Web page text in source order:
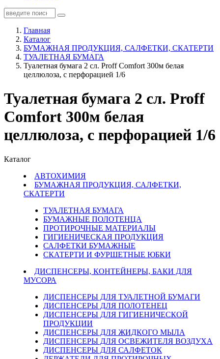
Главная
Каталог
БУМАЖНАЯ ПРОДУКЦИЯ, САЛФЕТКИ, СКАТЕРТИ
ТУАЛЕТНАЯ БУМАГА
Туалетная бумага 2 сл. Proff Comfort 300м белая
целлюлоза, с перфорацией 1/6
Туалетная бумага 2 сл. Proff
Comfort 300м белая
целлюлоза, с перфорацией 1/6
Каталог
АВТОХИМИЯ
БУМАЖНАЯ ПРОДУКЦИЯ, САЛФЕТКИ,
СКАТЕРТИ
ТУАЛЕТНАЯ БУМАГА
БУМАЖНЫЕ ПОЛОТЕНЦА
ПРОТИРОЧНЫЕ МАТЕРИАЛЫ
ГИГИЕНИЧЕСКАЯ ПРОДУКЦИЯ
САЛФЕТКИ БУМАЖНЫЕ
СКАТЕРТИ И ФУРШЕТНЫЕ ЮБКИ
ДИСПЕНСЕРЫ, КОНТЕЙНЕРЫ, БАКИ ДЛЯ
МУСОРА
ДИСПЕНСЕРЫ ДЛЯ ТУАЛЕТНОЙ БУМАГИ
ДИСПЕНСЕРЫ ДЛЯ ПОЛОТЕНЕЦ
ДИСПЕНСЕРЫ ДЛЯ ГИГИЕНИЧЕСКОЙ
ПРОДУКЦИИ
ДИСПЕНСЕРЫ ДЛЯ ЖИДКОГО МЫЛА
ДИСПЕНСЕРЫ ДЛЯ ОСВЕЖИТЕЛЯ ВОЗДУХА
ДИСПЕНСЕРЫ ДЛЯ САЛФЕТОК